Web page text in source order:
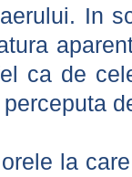
In
ca de
la